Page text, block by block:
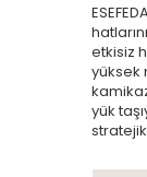
etkisiz
yüksek
yük